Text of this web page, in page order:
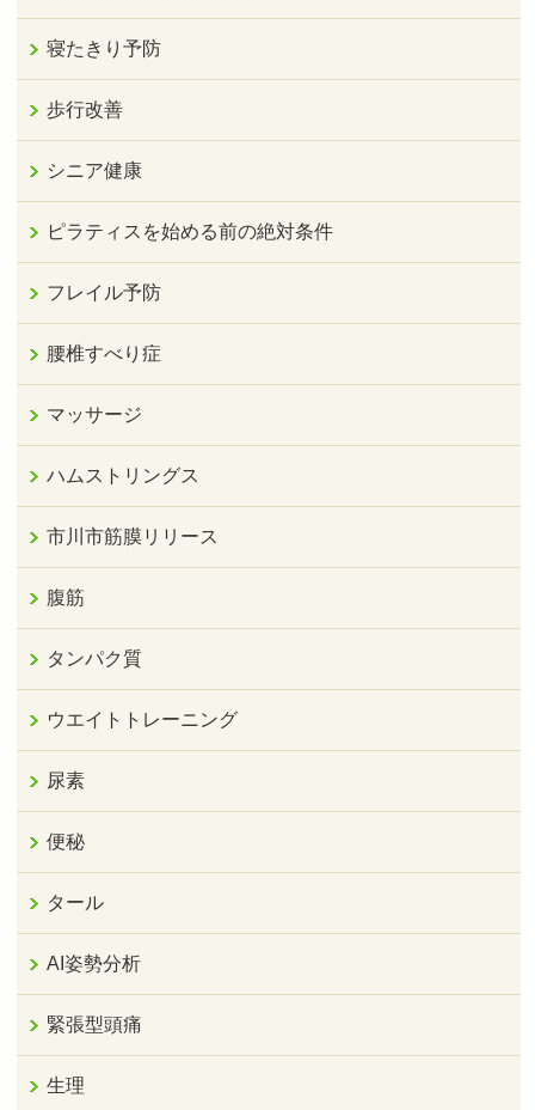
寝たきり予防
歩行改善
シニア健康
ピラティスを始める前の絶対条件
フレイル予防
腰椎すべり症
マッサージ
ハムストリングス
市川市筋膜リリース
腹筋
タンパク質
ウエイトトレーニング
尿素
便秘
タール
AI姿勢分析
緊張型頭痛
生理